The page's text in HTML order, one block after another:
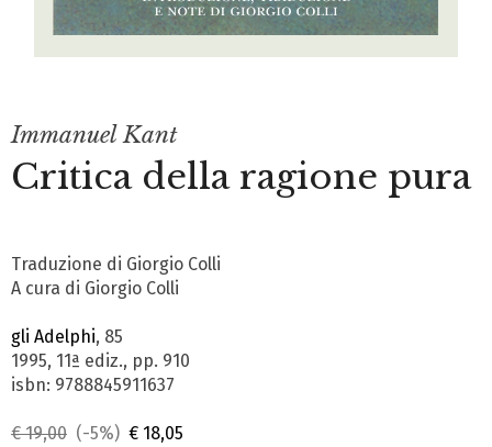
Immanuel Kant
Critica della ragione pura
Traduzione di Giorgio Colli
A cura di Giorgio Colli
gli Adelphi, 85
1995, 11ª ediz., pp. 910
isbn: 9788845911637
€ 19,00 (-5%) € 18,05